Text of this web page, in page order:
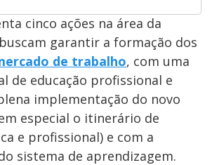
cinco ações na área da
garantir a formação dos
de trabalho, com uma
de educação profissional e
implementação do novo
especial o itinerário de
e profissional) e com a
sistema de aprendizagem.